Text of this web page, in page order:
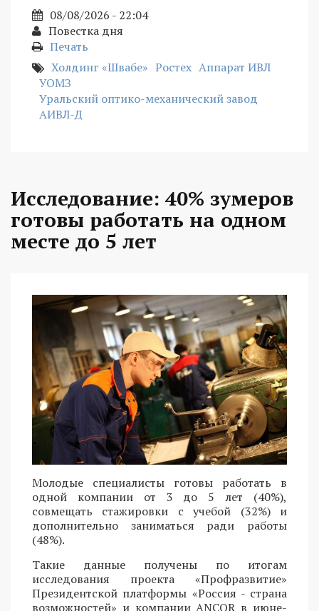
08/08/2026 - 22:04
Повестка дня
Печать
Холдинг «Швабе» Ростех Аппарат ИВЛ
УОМЗ
Уральский оптико-механический завод
АИВЛ-Д
Исследование: 40% зумеров
готовы работать на одном
месте до 5 лет
Молодые специалисты готовы работать в
одной компании от 3 до 5 лет (40%),
совмещать стажировки с учебой (32%) и
дополнительно заниматься ради работы
(48%).
Такие данные получены по итогам
исследования проекта «Профразвитие»
Президентской платформы «Россия - страна
возможностей» и компании ANCOR в июне-